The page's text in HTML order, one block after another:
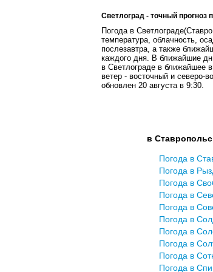
Светлоград - точный прогноз
Погода в
температура, облачность,
послезавтра, а также
каждого дня. В ближайшие
в Светлограде в ближайшее
ветер - восточный и северо-
обновлен 20 августа в 9:30.
в
Погода в
Погода в
Погода в
Погода в
Погода в
Погода в
Погода в
Погода в
Погода в
Погода в